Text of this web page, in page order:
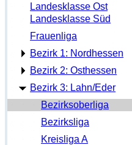
Landesklasse Ost
Landesklasse Süd
Frauenliga
Bezirk 1: Nordhessen
Bezirk 2: Osthessen
Bezirk 3: Lahn/Eder
Bezirksoberliga
Bezirksliga
Kreisliga A